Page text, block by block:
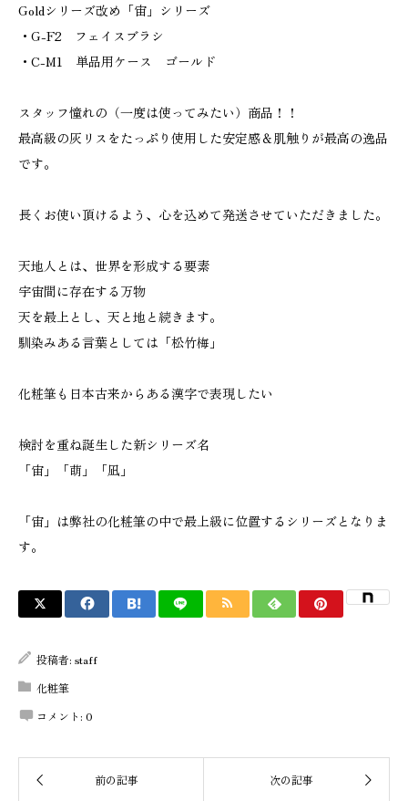
Goldシリーズ改め「宙」シリーズ
・G-F2 フェイスブラシ
・C-M1 単品用ケース ゴールド
スタッフ憧れの（一度は使ってみたい）商品！！
最高級の灰リスをたっぷり使用した安定感＆肌触りが最高の逸品
です。
長くお使い頂けるよう、心を込めて発送させていただきました。
天地人とは、世界を形成する要素
宇宙間に存在する万物
天を最上とし、天と地と続きます。
馴染みある言葉としては「松竹梅」
化粧筆も日本古来からある漢字で表現したい
検討を重ね誕生した新シリーズ名
「宙」「萌」「凪」
「宙」は弊社の化粧筆の中で最上級に位置するシリーズとなりま
す。
投稿者: staff
化粧筆
コメント: 0